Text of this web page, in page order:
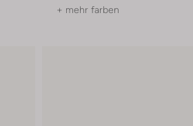
+ mehr farben